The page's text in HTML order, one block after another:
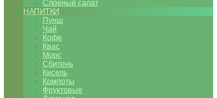
Слоеный салат
НАПИТКИ
Пунш
Чай
Кофе
Квас
Морс
Сбитень
Кисель
Компоты
Фруктовые